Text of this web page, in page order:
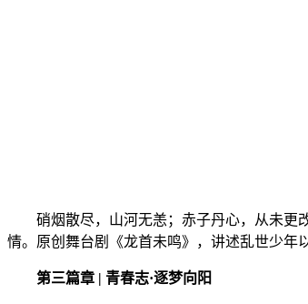
硝烟散尽，山河无恙；赤子丹心，从未更
情。原创舞台剧《龙首未鸣》，讲述乱世少年
第三篇章 | 青春志·逐梦向阳